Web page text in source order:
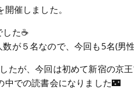
催しました。
た☕
が５名なので、今回も5名(男
たが、今回は初めて新宿の京
中での読書会になりました🌃